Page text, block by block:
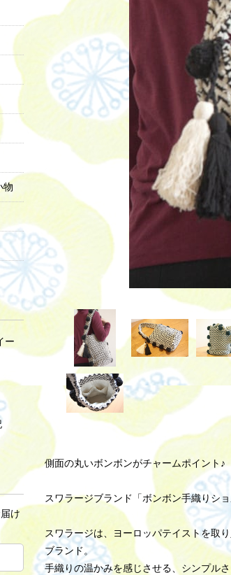
側面の丸いボンボンがチャームポイント♪
スワラージブランド「ボンボン手織りショ
スワラージは、ヨーロッパテイストを取
ブランド。
手織りの温かみを感じさせる、シンプル
物
ー
け